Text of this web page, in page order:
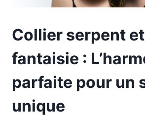
Collier serpent
fantaisie :
parfaite pour un
unique